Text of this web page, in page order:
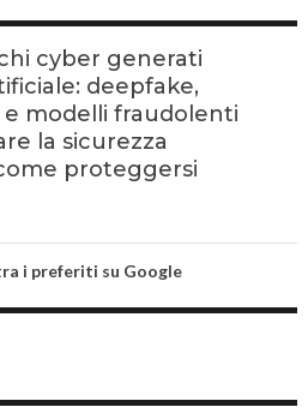
cyber generati
deepfake,
modelli fraudolenti
la sicurezza
proteggersi
i preferiti su Google